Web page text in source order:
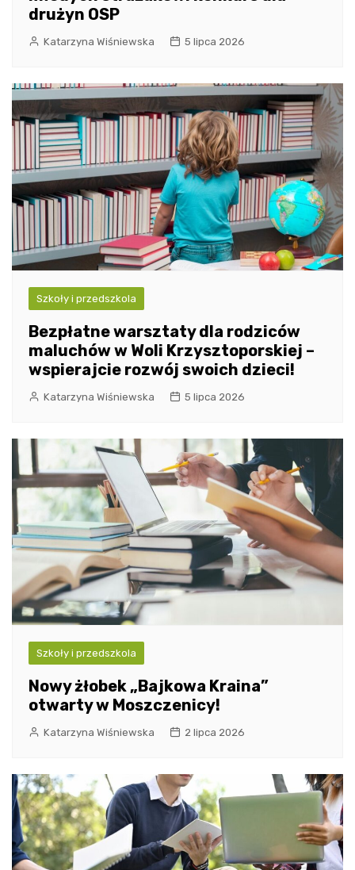
drużyn OSP
Katarzyna Wiśniewska 5 lipca 2026
Szkoły i przedszkola
Bezpłatne warsztaty dla rodziców
maluchów w Woli Krzysztoporskiej –
wspierajcie rozwój swoich dzieci!
Katarzyna Wiśniewska 5 lipca 2026
Szkoły i przedszkola
Nowy żłobek „Bajkowa Kraina”
otwarty w Moszczenicy!
Katarzyna Wiśniewska 2 lipca 2026